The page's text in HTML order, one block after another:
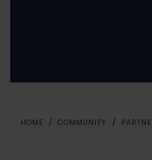
HOME COMMUNITY